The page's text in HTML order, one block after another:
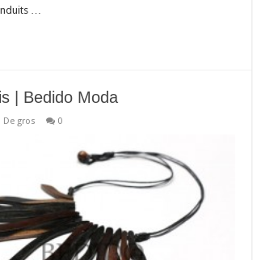
…
| Bedido Moda
De gros 0